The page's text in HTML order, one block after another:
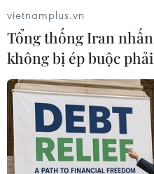
vietnamplus.vn
Tổng thống Iran
không bị ép buộc